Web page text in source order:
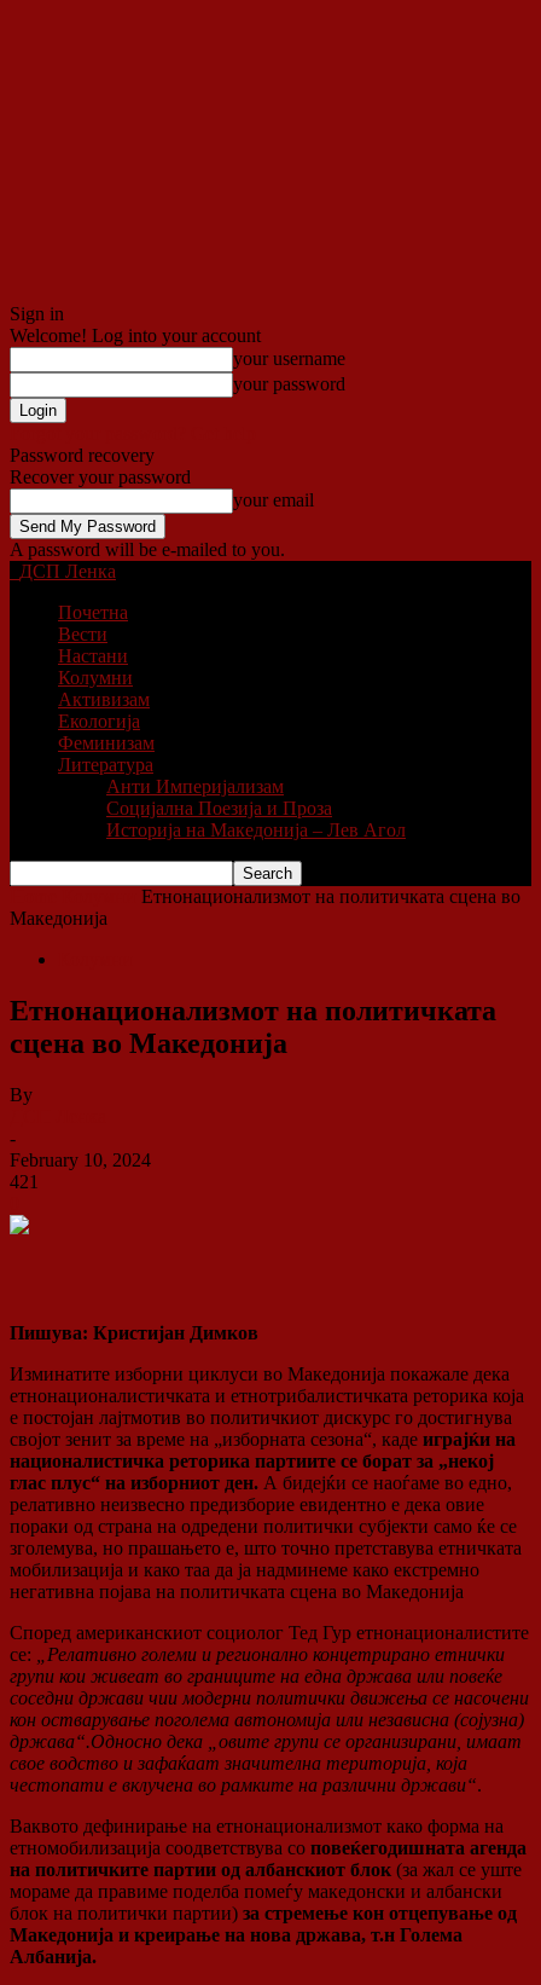
Sign in
Welcome! Log into your account
your username
your password
Password recovery
Recover your password
your email
A password will be e-mailed to you.
ДСП Ленка
Почетна
Вести
Настани
Колумни
Активизам
Екологија
Феминизам
Литература
Анти Империјализам
Социјална Поезија и Проза
Историја на Македонија – Лев Агол
Етнонационализмот на политичката сцена во
Македонија
Етнонационализмот на политичката
сцена во Македонија
By
-
February 10, 2024
421
Пишува: Кристијан Димков
Изминатите изборни циклуси во Македонија покажале дека
етнонационалистичката и етнотрибалистичката реторика која
е постојан лајтмотив во политичкиот дискурс го достигнува
својот зенит за време на „изборната сезона“, каде играјќи на
националистичка реторика партиите се борат за „некој
глас плус“ на изборниот ден. А бидејќи се наоѓаме во едно,
релативно неизвесно предизборие евидентно е дека овие
пораки од страна на одредени политички субјекти само ќе се
зголемува, но прашањето е, што точно претставува етничката
мобилизација и како таа да ја надминеме како екстремно
негативна појава на политичката сцена во Македонија
Според американскиот социолог Тед Гур етнонационалистите
се:
„Релативно големи и регионално концетрирано етнички
групи кои живеат во границите на една држава или повеќе
соседни држави чии модерни политички движења се насочени
кон остварување поголема автономија или независна (сојузна)
држава“.Односно дека „овите групи се организирани, имаат
свое водство и зафаќаат значителна територија, која
честопати е вклучена во рамките на различни држави“.
Ваквото дефинирање на етнонационализмот како форма на
етномобилизација соодветствува со повеќегодишната агенда
на политичките партии од албанскиот блок (за жал се уште
мораме да правиме поделба помеѓу македонски и албански
блок на политички партии) за стремење кон отцепување од
Македонија и креирање на нова држава, т.н Голема
Албанија.